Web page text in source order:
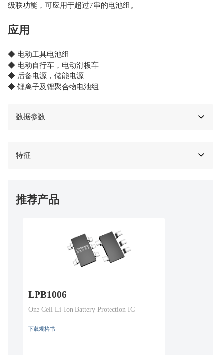
级联功能，可应用于超过7串的电池组。
应用
◆ 电动工具电池组
◆ 电动自行车，电动滑板车
◆ 后备电源，储能电源
◆ 锂离子及锂聚合物电池组
数据参数
特征
推荐产品
LPB1006
One Cell Li-Ion Battery Protection IC
下载规格书